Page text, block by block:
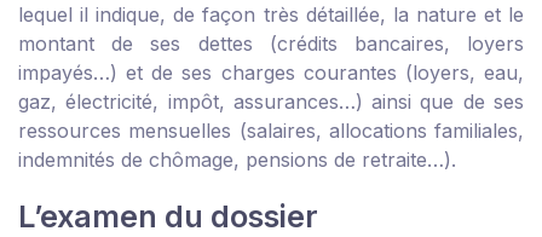
lequel il indique, de façon très détaillée, la nature et le
montant de ses dettes (crédits bancaires, loyers
impayés…) et de ses charges courantes (loyers, eau,
gaz, électricité, impôt, assurances…) ainsi que de ses
ressources mensuelles (salaires, allocations familiales,
indemnités de chômage, pensions de retraite…).
L’examen du dossier